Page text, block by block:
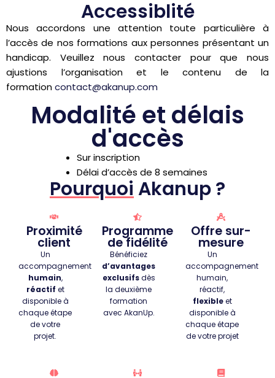
Accessiblité
Nous accordons une attention toute particulière à
l’accès de nos formations aux personnes présentant un
handicap. Veuillez nous contacter pour que nous
ajustions l’organisation et le contenu de la
formationcontact@akanup.com
Modalité et délais
d'accès
Sur inscription
Délai d’accès de 8 semaines
Pourquoi Akanup ?
Proximité
client
Un
accompagnement
humain,
réactif et
disponible à
chaque étape
de votre
projet.
Programme
de fidélité
Bénéficiez
d’avantages
exclusifsdès
la deuxième
formation
avec AkanUp.
Offre sur-
mesure
Un
accompagnement
humain,
réactif,
flexibleet
disponible à
chaque étape
de votre projet